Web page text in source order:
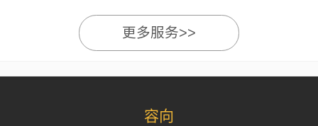
更多服务>>
容向